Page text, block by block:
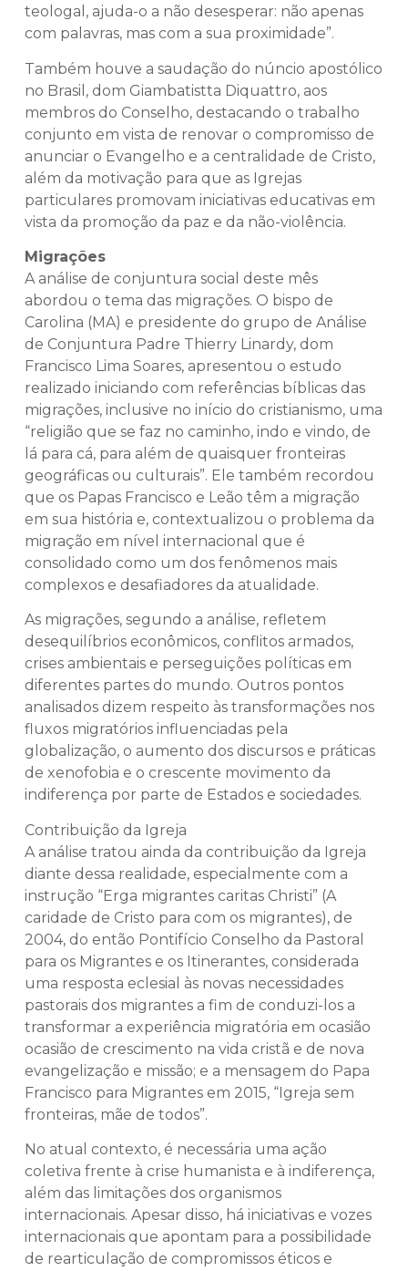
teologal, ajuda-o a não desesperar: não apenas
com palavras, mas com a sua proximidade”.
Também houve a saudação do núncio apostólico
no Brasil, dom Giambatistta Diquattro, aos
membros do Conselho, destacando o trabalho
conjunto em vista de renovar o compromisso de
anunciar o Evangelho e a centralidade de Cristo,
além da motivação para que as Igrejas
particulares promovam iniciativas educativas em
vista da promoção da paz e da não-violência.
Migrações
A análise de conjuntura social deste mês
abordou o tema das migrações. O bispo de
Carolina (MA) e presidente do grupo de Análise
de Conjuntura Padre Thierry Linardy, dom
Francisco Lima Soares, apresentou o estudo
realizado iniciando com referências bíblicas das
migrações, inclusive no início do cristianismo, uma
“religião que se faz no caminho, indo e vindo, de
lá para cá, para além de quaisquer fronteiras
geográficas ou culturais”. Ele também recordou
que os Papas Francisco e Leão têm a migração
em sua história e, contextualizou o problema da
migração em nível internacional que é
consolidado como um dos fenômenos mais
complexos e desafiadores da atualidade.
As migrações, segundo a análise, refletem
desequilíbrios econômicos, conflitos armados,
crises ambientais e perseguições políticas em
diferentes partes do mundo. Outros pontos
analisados dizem respeito às transformações nos
fluxos migratórios influenciadas pela
globalização, o aumento dos discursos e práticas
de xenofobia e o crescente movimento da
indiferença por parte de Estados e sociedades.
Contribuição da Igreja
A análise tratou ainda da contribuição da Igreja
diante dessa realidade, especialmente com a
instrução “Erga migrantes caritas Christi” (A
caridade de Cristo para com os migrantes), de
2004, do então Pontifício Conselho da Pastoral
para os Migrantes e os Itinerantes, considerada
uma resposta eclesial às novas necessidades
pastorais dos migrantes a fim de conduzi-los a
transformar a experiência migratória em ocasião
ocasião de crescimento na vida cristã e de nova
evangelização e missão; e a mensagem do Papa
Francisco para Migrantes em 2015, “Igreja sem
fronteiras, mãe de todos”.
No atual contexto, é necessária uma ação
coletiva frente à crise humanista e à indiferença,
além das limitações dos organismos
internacionais. Apesar disso, há iniciativas e vozes
internacionais que apontam para a possibilidade
de rearticulação de compromissos éticos e